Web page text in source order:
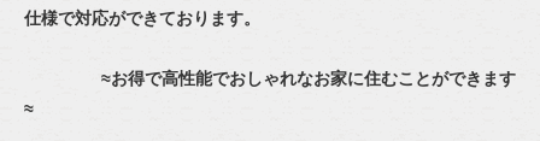
仕様で対応ができております。
≈お得で高性能でおしゃれなお家に住むことができます
≈